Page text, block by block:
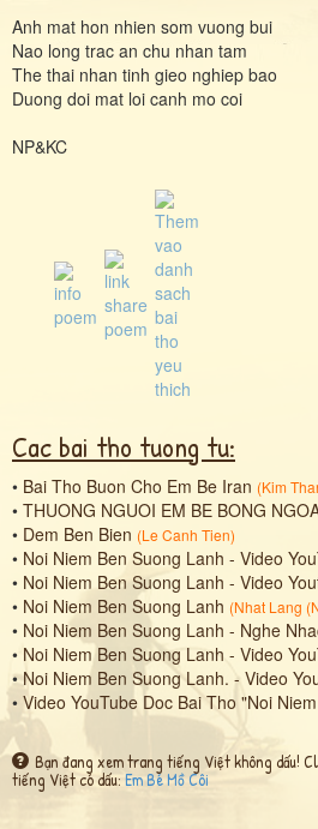
Anh mat hon nhien som vuong bui
Nao long trac an chu nhan tam
The thai nhan tinh gieo nghiep bao
Duong doi mat loi canh mo coi
NP&KC
Cac bai tho tuong tu:
• Bai Tho Buon Cho Em Be Iran (Kim
• THUONG NGUOI EM BE BONG
• Dem Ben Bien (Le Canh Tien)
• Noi Niem Ben Suong Lanh - Video
• Noi Niem Ben Suong Lanh - Video
• Noi Niem Ben Suong Lanh (Nhat Lang
• Noi Niem Ben Suong Lanh - Nghe Nhac
• Noi Niem Ben Suong Lanh - Video
•Noi Niem Ben Suong Lanh. - Video
• Video YouTube Doc Bai Tho "Noi
Bạn đang xem trang tiếng Việt không dấu!
tiếng Việt có dấu: Em Bé Mồ Côi